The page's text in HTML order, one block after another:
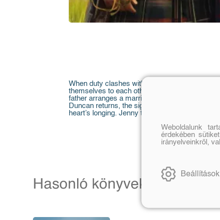
When duty clashes with desire, only one will
themselves to each other with only the
father arranges a marriage for her and
Duncan returns, the sight of Jenny in another
heart’s longing. Jenny takes a stand to win
Hasonló könyvek
Weboldalunk
érdekében
irányelveinkről,
Beállítások